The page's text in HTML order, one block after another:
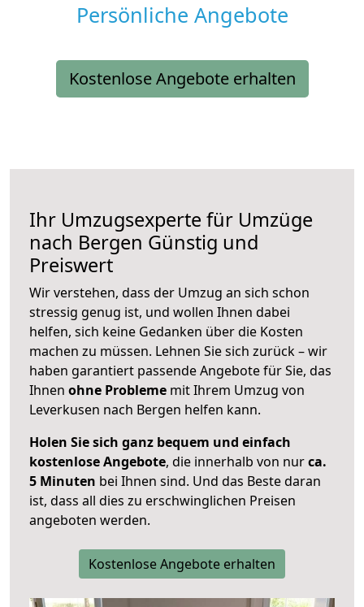
Persönliche Angebote
Kostenlose Angebote erhalten
Ihr Umzugsexperte für Umzüge
nach Bergen Günstig und
Preiswert
Wir verstehen, dass der Umzug an sich schon
stressig genug ist, und wollen Ihnen dabei
helfen, sich keine Gedanken über die Kosten
machen zu müssen. Lehnen Sie sich zurück – wir
haben garantiert passende Angebote für Sie, das
Ihnen ohne Probleme mit Ihrem Umzug von
Leverkusen nach Bergen helfen kann.
Holen Sie sich ganz bequem und einfach
kostenlose Angebote, die innerhalb von nurca.
5 Minuten bei Ihnen sind. Und das Beste daran
ist, dass all dies zu erschwinglichen Preisen
angeboten werden.
Kostenlose Angebote erhalten